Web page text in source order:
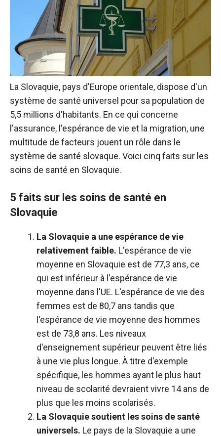
La Slovaquie, pays d'Europe orientale, dispose d'un
système de santé universel pour sa population de
5,5 millions d'habitants. En ce qui concerne
l'assurance, l'espérance de vie et la migration, une
multitude de facteurs jouent un rôle dans le
système de santé slovaque. Voici cinq faits sur les
soins de santé en Slovaquie.
5 faits sur les soins de santé en
Slovaquie
La Slovaquie a une espérance de vie
relativement faible. L'espérance de vie
moyenne en Slovaquie est de 77,3 ans, ce
qui est inférieur à l'espérance de vie
moyenne dans l'UE. L'espérance de vie des
femmes est de 80,7 ans tandis que
l'espérance de vie moyenne des hommes
est de 73,8 ans. Les niveaux
d'enseignement supérieur peuvent être liés
à une vie plus longue. À titre d'exemple
spécifique, les hommes ayant le plus haut
niveau de scolarité devraient vivre 14 ans de
plus que les moins scolarisés.
La Slovaquie soutient les soins de santé
universels. Le pays de la Slovaquie a une